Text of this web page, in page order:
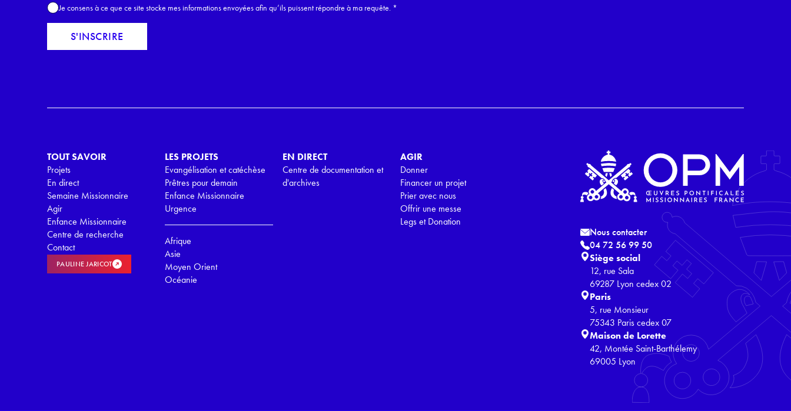
E
m
i
A
c
P
Je consens à ce que ce site stocke mes informations envoyées afin qu’ils puissent répondre à ma requête. *
S'INSCRIRE
TOUT SAVOIR
Projets
En direct
Semaine Missionnaire
Agir
Enfance Missionnaire
Centre de recherche
Contact
PAULINE JARICOT
LES PROJETS
Evangélisation et catéchèse
Prêtres pour demain
Enfance Missionnaire
Urgence
Afrique
Asie
Moyen Orient
Océanie
EN DIRECT
Centre de documentation et
d'archives
AGIR
Donner
Financer un projet
Prier avec nous
Offrir une messe
Legs et Donation
Nous contacter
04 72 56 99 50
Siège social
12, rue Sala
69287 Lyon cedex 02
Paris
5, rue Monsieur
75343 Paris cedex 07
Maison de Lorette
42, Montée Saint-Barthélemy
69005 Lyon